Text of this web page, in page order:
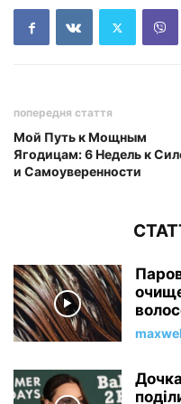
попередня стаття
Мой Путь к Мощным
Ягодицам: 6 Недель к
и Самоуверенности